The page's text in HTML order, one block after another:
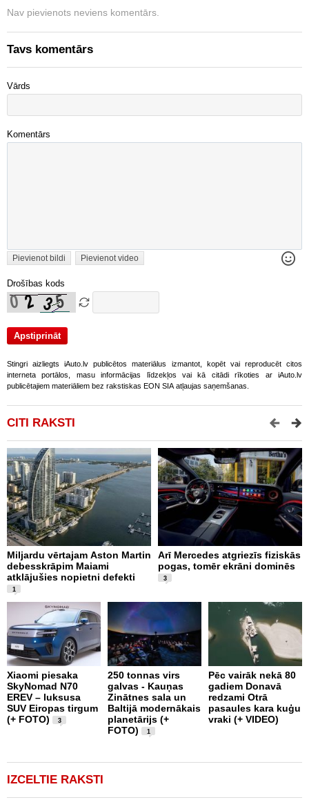
Nav pievienots neviens komentārs.
Tavs komentārs
Vārds
Komentārs
Pievienot bildi Pievienot video
Drošības kods
Stingri aizliegts iAuto.lv publicētos materiālus izmantot, kopēt vai reproducēt citos
interneta portālos, masu informācijas līdzekļos vai kā citādi rīkoties ar iAuto.lv
publicētajiem materiāliem bez rakstiskas EON SIA atļaujas saņemšanas.
CITI RAKSTI
Miljardu vērtajam Aston Martin
debesskrāpim Maiami
atklājušies nopietni defekti
1
Arī Mercedes atgriezīs fiziskās
pogas, tomēr ekrāni dominēs
3
Xiaomi piesaka
SkyNomad N70
EREV – luksusa
SUV Eiropas tirgum
(+ FOTO)
3
250 tonnas virs
galvas - Kauņas
Zinātnes sala un
Baltijā modernākais
planetārijs (+
FOTO)
1
Pēc vairāk nekā 80
gadiem Donavā
redzami Otrā
pasaules kara kuģu
vraki (+ VIDEO)
IZCELTIE RAKSTI